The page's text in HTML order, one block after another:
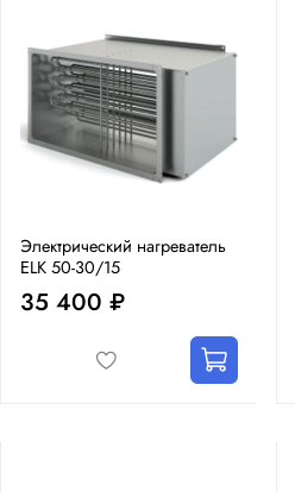
Электрический нагреватель
ELK 50-30/15
35 400 ₽